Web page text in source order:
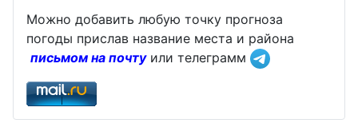
Можно добавить любую точку прогноза
погоды прислав название места и района
письмом на почтуили телеграмм